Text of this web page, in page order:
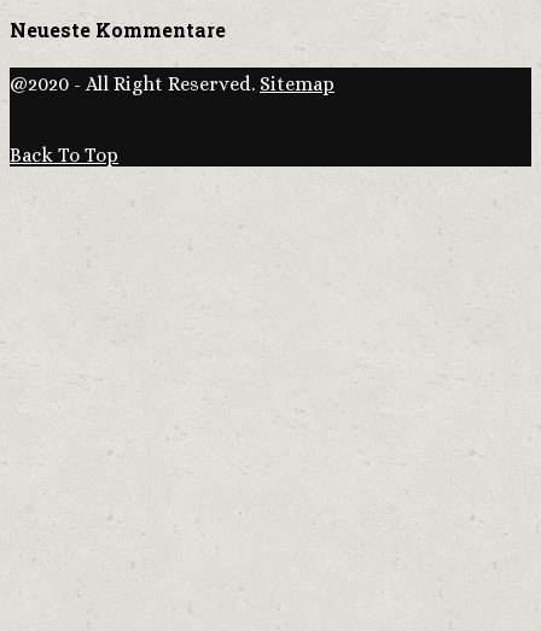
Neueste Kommentare
@2020 - All Right Reserved. Sitemap
Back To Top